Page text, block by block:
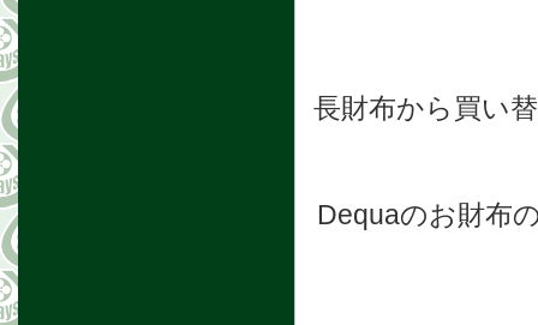
長財布から買い
Dequaのお財布